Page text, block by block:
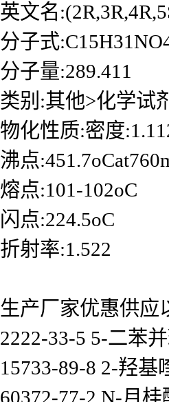
英文名
分子式
分子量:289.411
类别:其他>化学试
物化性质:密度
沸点
熔点:101-102oC
闪点:224.5oC
折射率:1.522
生产厂家优惠供应
2222-33-5 5-二苯
15733-89-8 2-羟基
60372-77-2 N-月